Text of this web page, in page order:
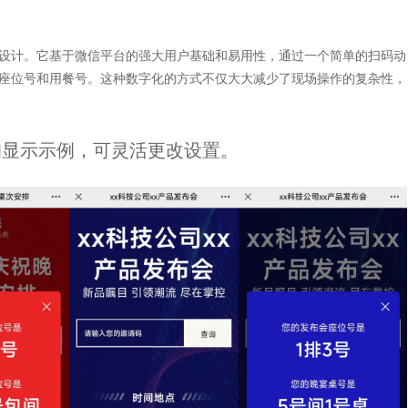
计。它基于微信平台的强大用户基础和易用性，通过一个简单的扫码动
号和用餐号。这种数字化的方式不仅大大减少了现场操作的复杂性，
示示例，可灵活更改设置。